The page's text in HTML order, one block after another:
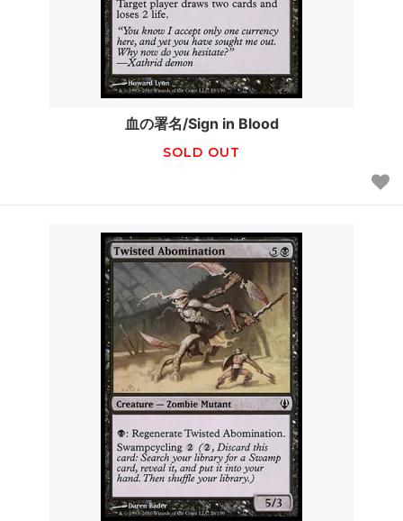
血の署名/Sign in Blood
SOLD OUT